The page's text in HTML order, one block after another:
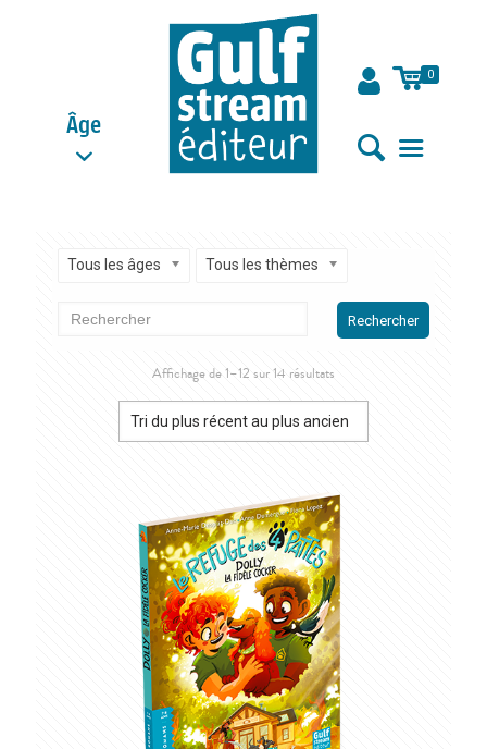
Âge
0
Tous les âges Tous les thèmes
Rechercher
Affichage de 1–12 sur 14 résultats
plus
ancien